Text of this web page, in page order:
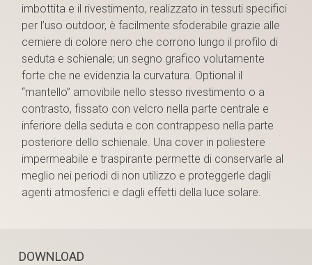
DOWNLOAD
imbottita e il rivestimento, realizzato in tessuti specifici
per l’uso outdoor, è facilmente sfoderabile grazie alle
cerniere di colore nero che corrono lungo il profilo di
seduta e schienale; un segno grafico volutamente
forte che ne evidenzia la curvatura. Optional il
“mantello” amovibile nello stesso rivestimento o a
contrasto, fissato con velcro nella parte centrale e
inferiore della seduta e con contrappeso nella parte
posteriore dello schienale. Una cover in poliestere
impermeabile e traspirante permette di conservarle al
meglio nei periodi di non utilizzo e proteggerle dagli
agenti atmosferici e dagli effetti della luce solare.